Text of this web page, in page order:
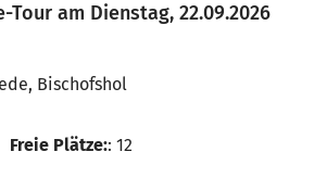
Tour am Dienstag, 22.09.2026
Bischofshol
Freie Plätze:: 12